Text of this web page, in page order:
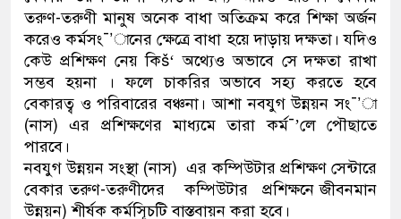
তরুণ-তরুণী মানুষ অনেক বাধা অতিক্রম করে শিক্ষা অর্জন
করেও কর্মসং¯’ানের ক্ষেত্রে বাধা হয়ে দাড়ায় দক্ষতা। যদিও
কেউ প্রশিক্ষণ নেয় কিš‘ অথ্যেও অভাবে সে দক্ষতা রাখা
সম্ভব হয়না । ফলে চাকরির অভাবে সহ্য করতে হবে
বেকারত্ব ও পরিবারের বঞ্চনা। আশা নবযুগ উন্নয়ন সং¯’া
(নাস) এর প্রশিক্ষণের মাধ্যমে তারা কর্ম¯’লে পৌছাতে
পারবে।
নবযুগ উন্নয়ন সংস্থা (নাস) এর কম্পিউটার প্রশিক্ষণ সেন্টারে
বেকার তরুণ-তরুণীদের কম্পিউটার প্রশিক্ষনে জীবনমান
উন্নয়ন) শীর্ষক কর্মসূিচটি বাস্তবায়ন করা হবে।